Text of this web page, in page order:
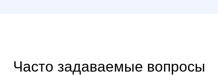
Часто задаваемые вопросы